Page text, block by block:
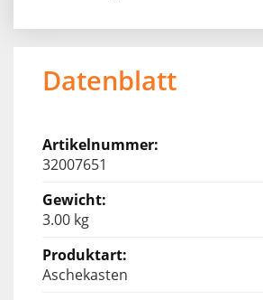
Datenblatt
32007651
3.00 kg
Aschekasten